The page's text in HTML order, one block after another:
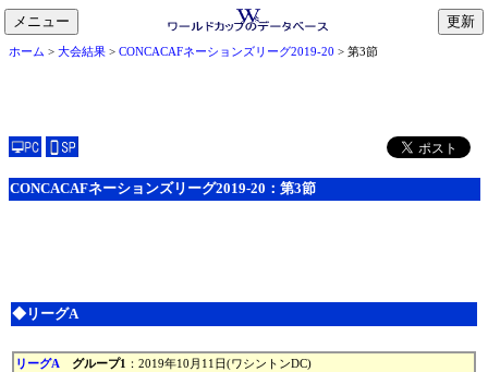
メニュー
toggle
navigation
ホーム > 大会結果 > CONCACAFネーションズリーグ2019-20 > 第3節
CONCACAFネーションズリーグ2019-20：第3節
◆リーグA
リーグA グループ1 ：2019年10月11日(ワシントンDC)